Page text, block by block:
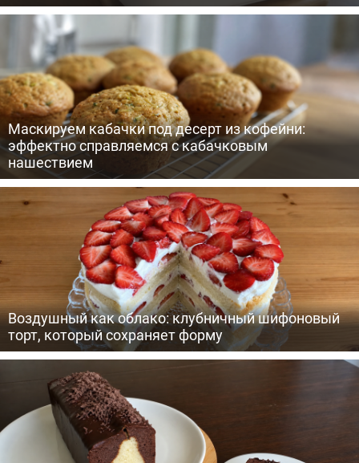
Маскируем кабачки под десерт из кофейни:
эффектно справляемся с кабачковым
нашествием
Воздушный как облако: клубничный шифоновый
торт, который сохраняет форму